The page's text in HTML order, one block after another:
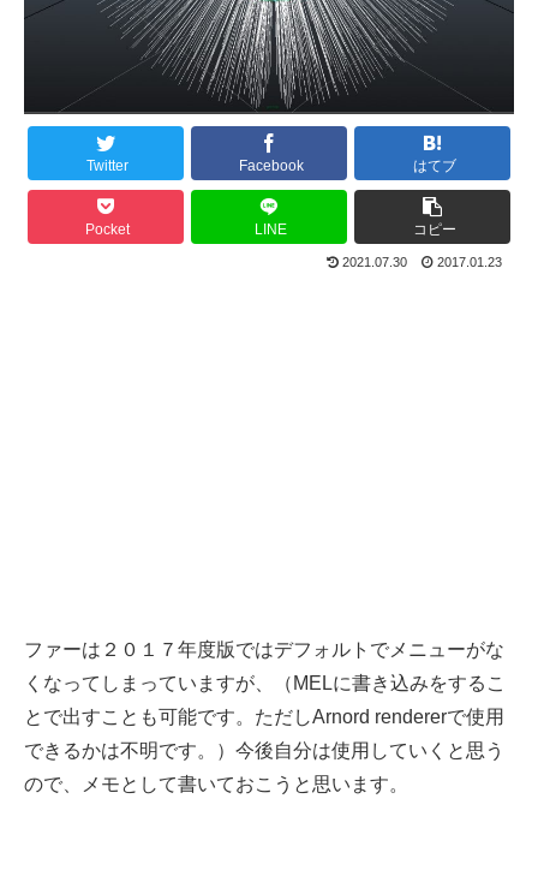
Twitter Facebook はてブ
Pocket LINE コピー
2021.07.30 2017.01.23
ファーは２０１７年度版ではデフォルトでメニューがな
くなってしまっていますが、（MELに書き込みをするこ
とで出すことも可能です。ただしArnord rendererで使用
できるかは不明です。）今後自分は使用していくと思う
ので、メモとして書いておこうと思います。